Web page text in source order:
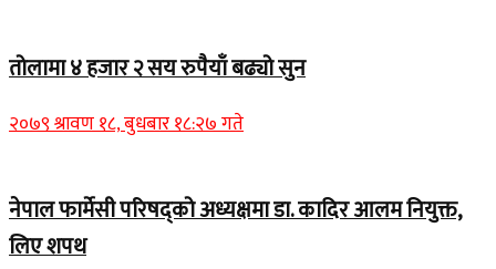
तोलामा ४ हजार २ सय रुपैयाँ बढ्यो सुन
२०७९ श्रावण १८, बुधबार १८:२७ गते
नेपाल फार्मेसी परिषद्को अध्यक्षमा डा. कादिर आलम नियुक्त,
लिए शपथ